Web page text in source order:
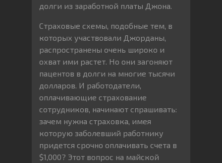
долги из заработной платы Джона.
Страховые схемы, подобные тем, в
которых участвовали Джорданы,
распространены очень широко и
охват ими растет. Но они загоняют
пацентов в долги на многие тысячи
долларов. И работодатели,
оплачивающие страхование
сотрудников, начинают спрашивать:
зачем нужна страховка, имея
которую заболевший работнику
придется срочно оплачивать счета в
$1,000? Этот вопрос на майской